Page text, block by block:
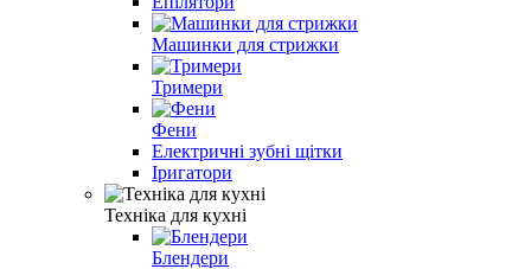
Машинки для стрижки
Тримери
Фени
Електричні зубні щітки
Іригатори
Техніка для кухні
Блендери